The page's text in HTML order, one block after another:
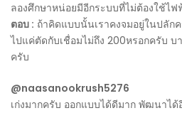
ลองศึกษาหน่อยมีอีกระบบที่ไม่ต้องใช้ไฟ
ตอบ : ถ้าคิดแบบนั้นเราคงจมอยู่ในปลัก
ไปแค่ตัดกับเชื่อมไม่ถึง 200หรอกครับ บ
ครับ
@naasanookrush5276
เก่งมากครับ ออกแบบได้ดีมาก พัฒนาไ